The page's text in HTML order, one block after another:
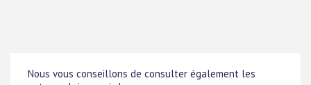
Nous vous conseillons de consulter également les